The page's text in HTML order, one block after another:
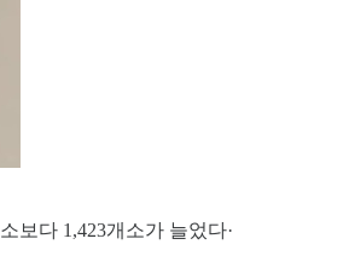
보다 1,423개소가 늘었다·